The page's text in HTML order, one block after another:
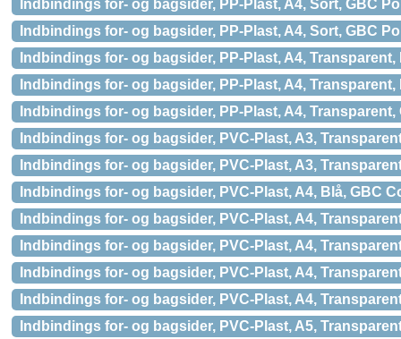
Indbindings for- og bagsider, PP-Plast, A4, Sort, GBC
Indbindings for- og bagsider, PP-Plast, A4, Sort, GBC
Indbindings for- og bagsider, PP-Plast, A4, Transparent,
Indbindings for- og bagsider, PP-Plast, A4,
Indbindings for- og bagsider, PP-Plast, A4,
Indbindings for- og bagsider, PVC-Plast, A3,
Indbindings for- og bagsider, PVC-Plast, A3,
Indbindings for- og bagsider, PVC-Plast, A4, Blå, GBC
Indbindings for- og bagsider, PVC-Plast, A4,
Indbindings for- og bagsider, PVC-Plast, A4,
Indbindings for- og bagsider, PVC-Plast, A4,
Indbindings for- og bagsider, PVC-Plast, A4,
Indbindings for- og bagsider, PVC-Plast, A5,